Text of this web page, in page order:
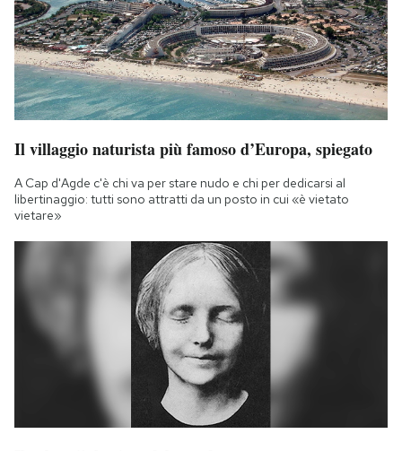
Il villaggio naturista più famoso d’Europa, spiegato
A Cap d'Agde c'è chi va per stare nudo e chi per dedicarsi al
libertinaggio: tutti sono attratti da un posto in cui «è vietato
vietare»